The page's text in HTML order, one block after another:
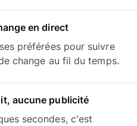
en direct
préférées pour suivre
change au fil du temps.
aucune publicité
secondes, c'est